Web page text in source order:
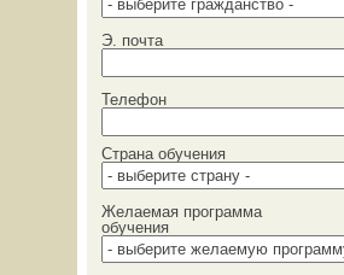
Э. почта
Телефон
Страна обучения
Желаемая программа
обучения